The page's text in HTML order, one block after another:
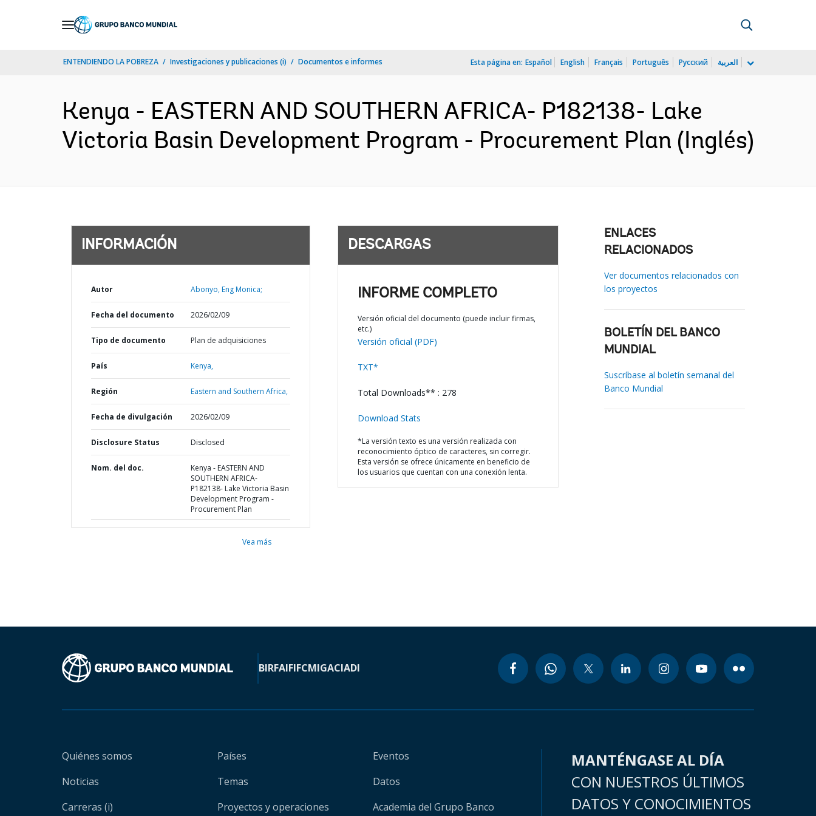
ENTENDIENDO LA POBREZA Investigaciones y publicaciones (i) Documentos e informes Esta página en: Español English Français Português Русский العربية
Kenya - EASTERN AND SOUTHERN AFRICA- P182138- Lake
Victoria Basin Development Program - Procurement Plan (Inglés)
INFORMACIÓN
Autor Abonyo, Eng Monica;
Fecha del documento 2026/02/09
Tipo de documento Plan de adquisiciones
País Kenya,
Región Eastern and Southern Africa,
Fecha de divulgación 2026/02/09
Disclosure Status Disclosed
Nom. del doc.
Kenya - EASTERN AND
SOUTHERN AFRICA-
P182138- Lake Victoria Basin
Development Program -
Procurement Plan
Vea más
DESCARGAS
INFORME COMPLETO
Versión oficial del documento (puede incluir firmas,
etc.)
Versión oficial (PDF)
TXT*
Total Downloads** : 278
Download Stats
*La versión texto es una versión realizada con
reconocimiento óptico de caracteres, sin corregir.
Esta versión se ofrece únicamente en beneficio de
los usuarios que cuentan con una conexión lenta.
ENLACES
RELACIONADOS
Ver documentos relacionados con
los proyectos
BOLETÍN DEL BANCO
MUNDIAL
Suscríbase al boletín semanal del
Banco Mundial
BIRFAIFIFCMIGACIADI
Quiénes somos
Noticias
Carreras (i)
Países
Temas
Proyectos y operaciones
Eventos
Datos
Academia del Grupo Banco
MANTÉNGASE AL DÍA
CON NUESTROS ÚLTIMOS
DATOS Y CONOCIMIENTOS